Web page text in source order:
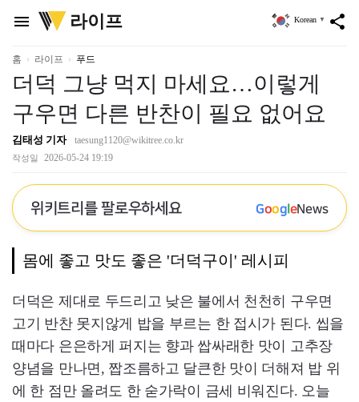
menu
위
키
리
라이프 share
Korean ▼
홈 라이프 푸드
더덕 그냥 먹지 마세요…이렇게
구우면 다른 반찬이 필요 없어요
김태성 기자 taesung1120@wikitree.co.kr
작성일 2026-05-24 19:19
위키트리를 팔로우하세요 GoogleNews
몸에 좋고 맛도 좋은 '더덕구이' 레시피
더덕은 제대로 두드리고 낮은 불에서 천천히 구우면
고기 반찬 못지않게 밥을 부르는 한 접시가 된다. 씹을
때마다 은은하게 퍼지는 향과 쌉싸래한 맛이 고추장
양념을 만나면, 짭조름하고 달큰한 맛이 더해져 밥 위
에 한 점만 올려도 한 숟가락이 금세 비워진다. 오늘